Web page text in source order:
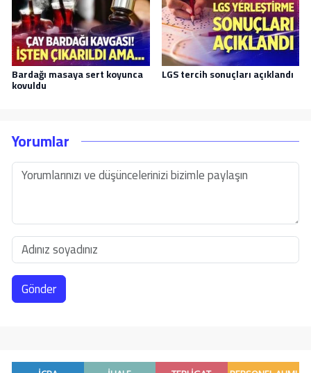
Bardağı masaya sert koyunca
kovuldu
LGS tercih sonuçları açıklandı
Yorumlar
Gönder